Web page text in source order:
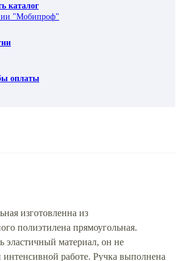
каталог
"Мобипроф"
оплаты
изготовленна из
полиэтилена прямоугольная.
эластичный материал, он не
интенсивной работе. Ручка выполнена